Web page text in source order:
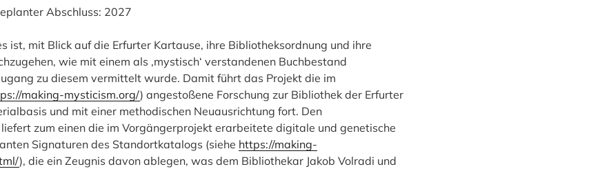
Abschluss: 2027
ist, mit Blick auf die Erfurter Kartause, ihre Bibliotheksordnung und ihre
wie mit einem als ‚mystisch‘ verstandenen Buchbestand
zu diesem vermittelt wurde. Damit führt das Projekt die im
making-mysticism.org/) angestoßene Forschung zur Bibliothek der Erfurter
und mit einer methodischen Neuausrichtung fort. Den
zum einen die im Vorgängerprojekt erarbeitete digitale und genetische
Signaturen des Standortkatalogs (siehe https://making-
), die ein Zeugnis davon ablegen, was dem Bibliothekar Jakob Volradi und